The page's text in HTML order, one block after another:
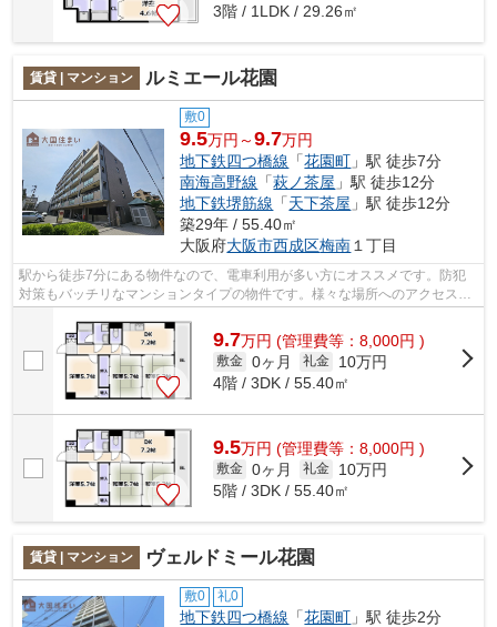
3階 / 1LDK / 29.26㎡
賃貸 | マンション ルミエール花園
敷0
9.5万円～9.7万円
地下鉄四つ橋線 「花園町 」駅 徒歩7分
南海高野線 「萩ノ茶屋 」駅 徒歩12分
地下鉄堺筋線 「天下茶屋 」駅 徒歩12分
築29年 / 55.40㎡
大阪府大阪市西成区梅南 １丁目
駅から徒歩7分にある物件なので、電車利用が多い方にオススメです。防犯
対策もバッチリなマンションタイプの物件です。様々な場所へのアクセスが
9.7万円 (管理費等：8,000円 )
敷金 0ヶ月 礼金
10万円
4階 / 3DK / 55.40㎡
9.5万円 (管理費等：8,000円 )
敷金 0ヶ月 礼金
10万円
5階 / 3DK / 55.40㎡
賃貸 | マンション ヴェルドミール花園
敷0 礼0
地下鉄四つ橋線 「花園町 」駅 徒歩2分